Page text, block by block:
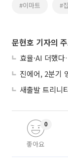
#이마트 #
문현호 기자의
좋아요
0